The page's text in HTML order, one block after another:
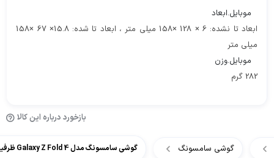
موبایل.ابعاد
ابعاد تا نشده: 6 × 128 ×158 میلی متر ، ابعاد تا شده: 15.8× 67 ×158
میلی متر
موبایل.وزن
282 گرم
بازخورد درباره این کالا
گوشی سامسونگ گوشی سامسونگ مدل Galaxy Z Fold 4 ظرفیت 256 گیگابایت و رم 12 گیگ